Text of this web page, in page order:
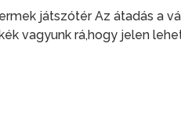
játszótér Az átadás a
vagyunk rá,hogy jelen